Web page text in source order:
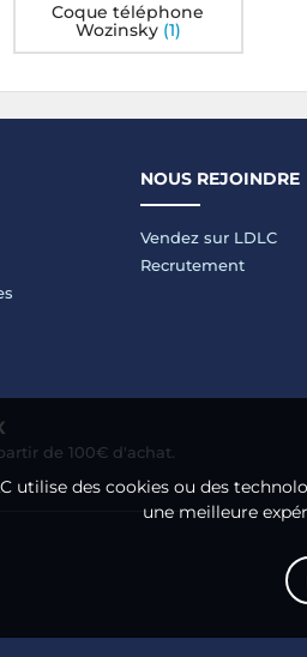
Coque téléphone
Wozinsky (1)
NOUS REJOINDRE
Vendez sur LDLC
Recrutement
de 100€ d'achat.
utilise des cookies ou des
une meilleure